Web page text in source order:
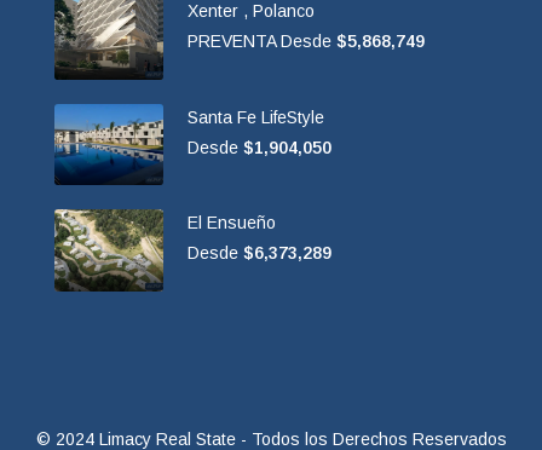
Xenter , Polanco
PREVENTA Desde $5,868,749
Santa Fe LifeStyle
Desde $1,904,050
El Ensueño
Desde $6,373,289
© 2024 Limacy Real State - Todos los Derechos Reservados